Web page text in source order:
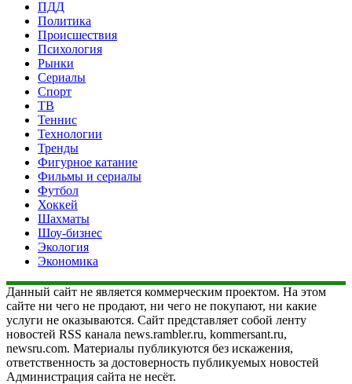
ПДД
Политика
Происшествия
Психология
Рынки
Сериалы
Спорт
ТВ
Теннис
Технологии
Тренды
Фигурное катание
Фильмы и сериалы
Футбол
Хоккей
Шахматы
Шоу-бизнес
Экология
Экономика
Данный сайт не является коммерческим проектом. На этом
сайте ни чего не продают, ни чего не покупают, ни какие
услуги не оказываются. Сайт представляет собой ленту
новостей RSS канала news.rambler.ru, kommersant.ru,
newsru.com. Материалы публикуются без искажения,
ответственность за достоверность публикуемых новостей
Администрация сайта не несёт.